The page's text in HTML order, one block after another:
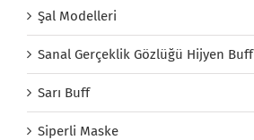
Şal Modelleri
Sanal Gerçeklik Gözlüğü Hijyen Buff
Sarı Buff
Siperli Maske